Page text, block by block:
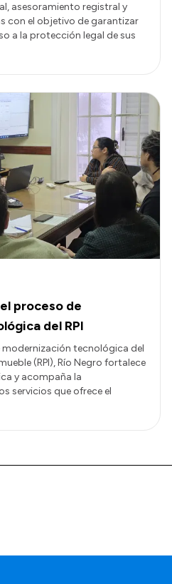
asesoramiento registral y
con el objetivo de garantizar
a la protección legal de sus
proceso de
del RPI
modernización tecnológica del
(RPI), Río Negro fortalece
y acompaña la
servicios que ofrece el